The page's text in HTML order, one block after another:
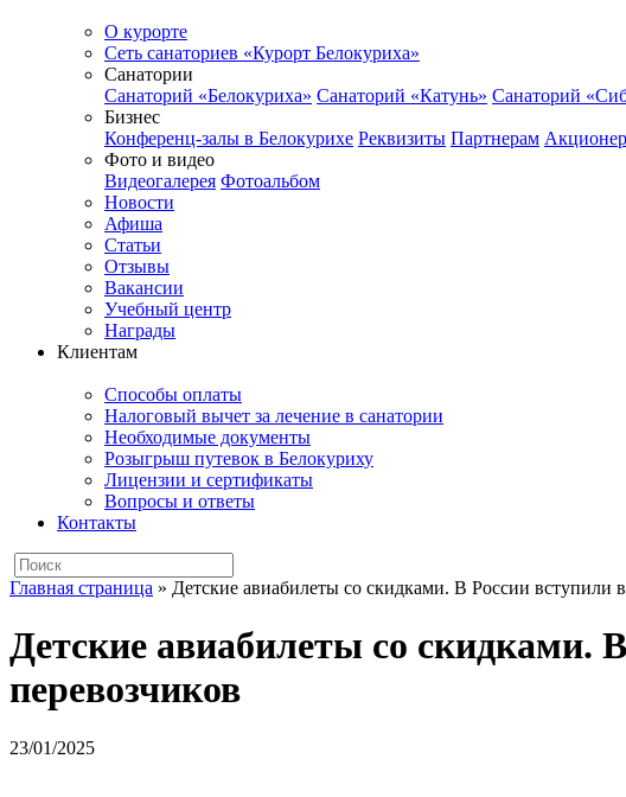
О курорте
Сеть санаториев «Курорт Белокуриха»
Санатории
Санаторий «Белокуриха» Санаторий «Катунь» Санаторий
Бизнес
Конференц-залы в Белокурихе Реквизиты Партнерам
Фото и видео
Видеогалерея Фотоальбом
Новости
Афиша
Статьи
Отзывы
Вакансии
Учебный центр
Награды
Клиентам
Способы оплаты
Налоговый вычет за лечение в санатории
Необходимые документы
Розыгрыш путевок в Белокуриху
Лицензии и сертификаты
Вопросы и ответы
Контакты
Главная страница » Детские авиабилеты со скидками. В России вступили
Детские авиабилеты со скидками.
перевозчиков
23/01/2025